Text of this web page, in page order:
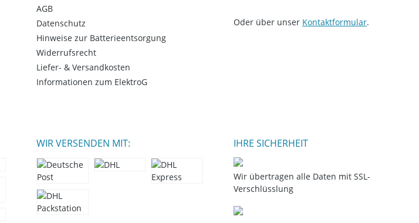
AGB
Datenschutz
Hinweise zur Batterieentsorgung
Widerrufsrecht
Liefer- & Versandkosten
Informationen zum ElektroG
Oder über unser Kontaktformular.
WIR VERSENDEN MIT: IHRE SICHERHEIT
Wir übertragen alle Daten mit SSL-
Verschlüsslung